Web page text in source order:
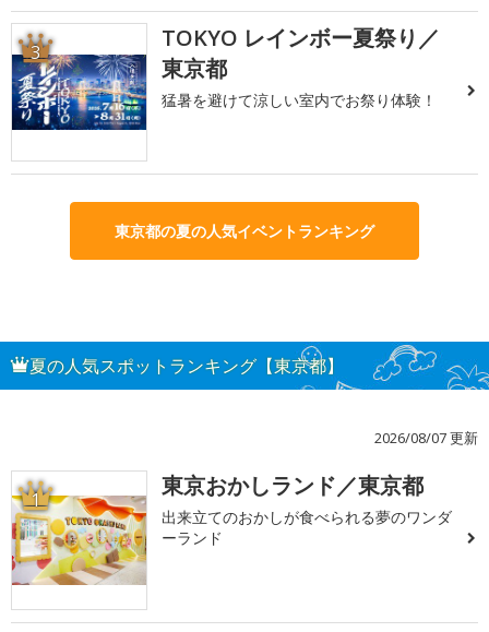
3
TOKYO レインボー夏祭り／
東京都
猛暑を避けて涼しい室内でお祭り体験！
東京都の夏の人気イベントランキング
夏の人気スポットランキング【東京都】
2026/08/07 更新
1 東京おかしランド／東京都
出来立てのおかしが食べられる夢のワンダ
ーランド